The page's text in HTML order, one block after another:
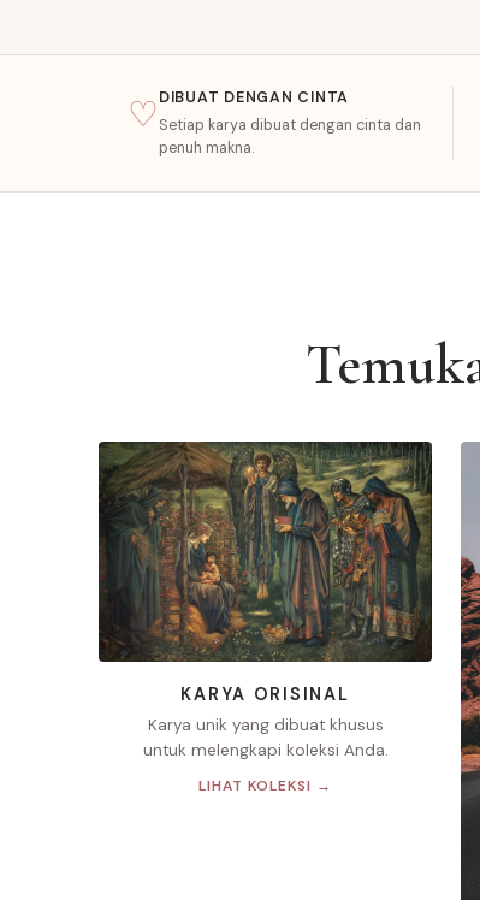
♡DIBUAT DENGAN CINTA
Setiap karya dibuat dengan cinta dan
penuh makna.
KARYA ORISINAL
Karya unik yang dibuat khusus
untuk melengkapi koleksi Anda.
LIHAT KOLEKSI →